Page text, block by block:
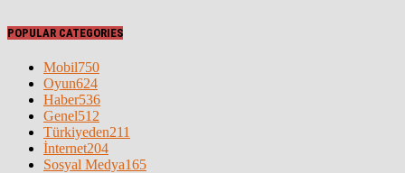
POPULAR CATEGORIES
Mobil750
Oyun624
Haber536
Genel512
Türkiyeden211
İnternet204
Sosyal Medya165